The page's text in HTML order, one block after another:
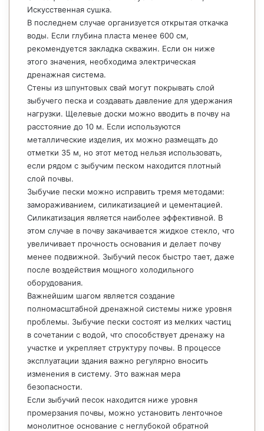
Искусственная сушка.
В последнем случае организуется открытая откачка
воды. Если глубина пласта менее 600 см,
рекомендуется закладка скважин. Если он ниже
этого значения, необходима электрическая
дренажная система.
Стены из шпунтовых свай могут покрывать слой
зыбучего песка и создавать давление для удержания
нагрузки. Щелевые доски можно вводить в почву на
расстояние до 10 м. Если используются
металлические изделия, их можно размещать до
отметки 35 м, но этот метод нельзя использовать,
если рядом с зыбучим песком находится плотный
слой почвы.
Зыбучие пески можно исправить тремя методами:
замораживанием, силикатизацией и цементацией.
Силикатизация является наиболее эффективной. В
этом случае в почву закачивается жидкое стекло, что
увеличивает прочность основания и делает почву
менее подвижной. Зыбучий песок быстро тает, даже
после воздействия мощного холодильного
оборудования.
Важнейшим шагом является создание
полномасштабной дренажной системы ниже уровня
проблемы. Зыбучие пески состоят из мелких частиц
в сочетании с водой, что способствует дренажу на
участке и укрепляет структуру почвы. В процессе
эксплуатации здания важно регулярно вносить
изменения в систему. Это важная мера
безопасности.
Если зыбучий песок находится ниже уровня
промерзания почвы, можно установить ленточное
монолитное основание с неглубокой обратной